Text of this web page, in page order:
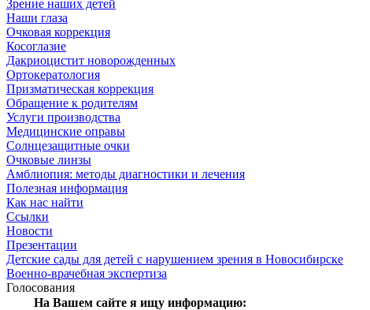
Зрение наших детей
Наши глаза
Очковая коррекция
Косоглазие
Дакриоцистит новорожденных
Ортокератология
Призматическая коррекция
Обращение к родителям
Услуги производства
Медицинские оправы
Солнцезащитные очки
Очковые линзы
Амблиопия: методы диагностики и лечения
Полезная информация
Как нас найти
Ссылки
Новости
Презентации
Детские сады для детей с нарушением зрения в Новосибирске
Военно-врачебная экспертиза
Голосования
На Вашем сайте я ищу информацию: